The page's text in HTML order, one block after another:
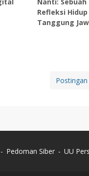
Refleksi Hidup
Tanggung
Pedoman Siber UU